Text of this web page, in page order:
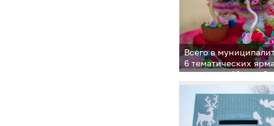
Всего в
6 тематических
открылась 19